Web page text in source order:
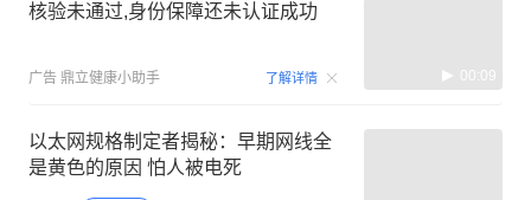
核验未通过,身份保障还未认证成功
广告 鼎立健康小助手 了解详情 00:09
以太网规格制定者揭秘：早期网线全
是黄色的原因 怕人被电死